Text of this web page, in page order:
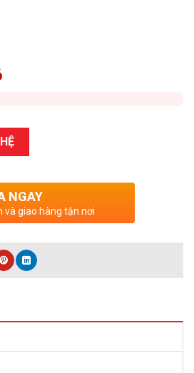
NGAY
và giao hàng tận nơi